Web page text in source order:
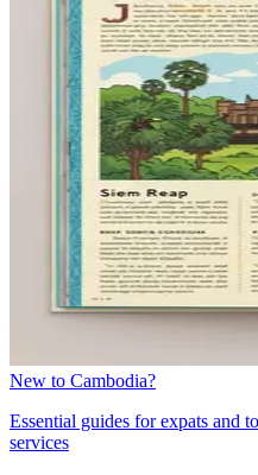
New to Cambodia?
Essential guides for expats and
services